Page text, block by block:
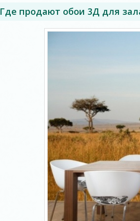
Где продают обои 3Д для